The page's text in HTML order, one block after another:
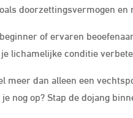
doorzettingsvermogen en
of ervaren
lichamelijke conditie
meer dan alleen een
nog op? Stap de dojang